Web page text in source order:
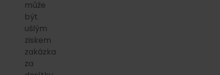
může
být
ušlým
ziskem
zakázka
za